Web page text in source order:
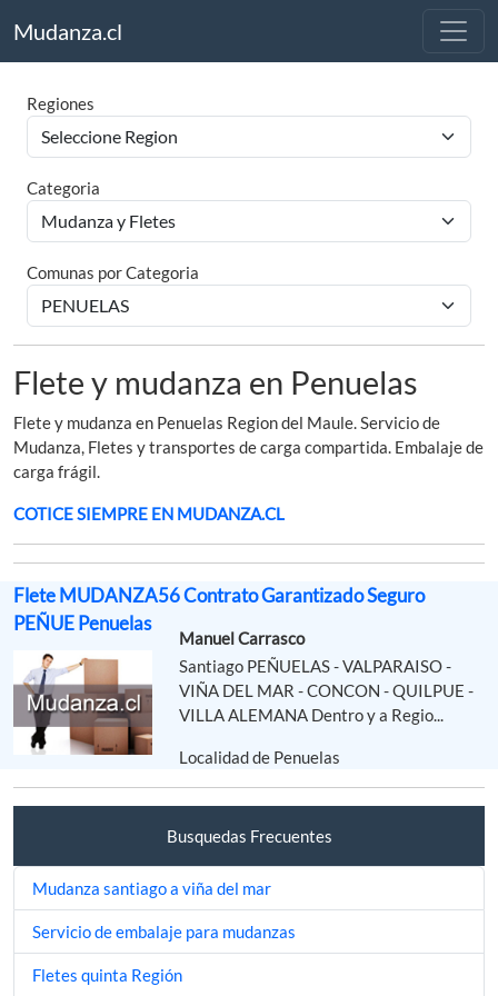
Mudanza.cl
Regiones
Categoria
Comunas por Categoria
Flete y mudanza en Penuelas
Flete y mudanza en Penuelas Region del Maule. Servicio de
Mudanza, Fletes y transportes de carga compartida. Embalaje de
carga frágil.
COTICE SIEMPRE EN MUDANZA.CL
Flete MUDANZA56 Contrato Garantizado Seguro
PEÑUE Penuelas
Manuel Carrasco
Santiago PEÑUELAS - VALPARAISO -
VIÑA DEL MAR - CONCON - QUILPUE -
VILLA ALEMANA Dentro y a Regio...
Localidad de Penuelas
Busquedas Frecuentes
Mudanza santiago a viña del mar
Servicio de embalaje para mudanzas
Fletes quinta Región